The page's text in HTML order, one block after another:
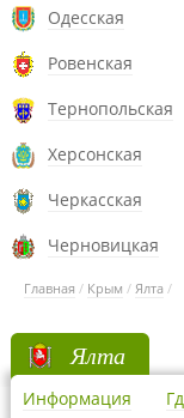
Одесская
Ровенская
Тернопольская
Херсонская
Черкасская
Черновицкая
Главная / Крым / Ялта /
Ялта
Информация